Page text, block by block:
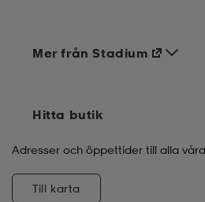
Mer från Stadium
Hitta butik
Adresser och öppettider till alla
Till karta